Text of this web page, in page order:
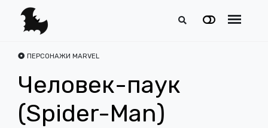
ПЕРСОНАЖИ MARVEL
Человек-паук
(Spider-Man)